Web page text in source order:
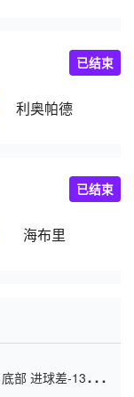
利奥帕德
已结束
海布里
已结束
部 进球差-13令人